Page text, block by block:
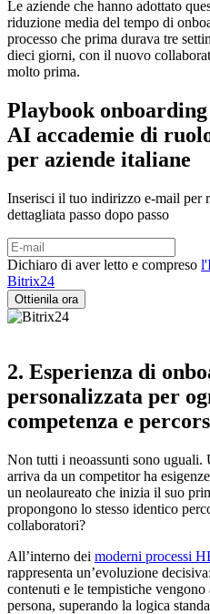
Le aziende che hanno adottato
riduzione media del tempo di
processo che prima durava tre
dieci giorni, con il nuovo
molto prima.
Playbook
AI accademie di
per aziende italiane
Inserisci il tuo indirizzo e-mail per
dettagliata passo dopo passo
Dichiaro di aver letto e compreso
Bitrix24
2. Esperienza di
personalizzata per
competenza e
Non tutti i neoassunti sono uguali.
arriva da un competitor ha
un neolaureato che inizia il suo
propongono lo stesso identico
collaboratori?
All’interno dei moderni processi
rappresenta un’evoluzione
contenuti e le tempistiche
persona, superando la logica